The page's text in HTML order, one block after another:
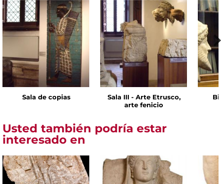
Sala de copias
Sala III - Arte Etrusco,
arte fenicio
Usted también podría estar
interesado en